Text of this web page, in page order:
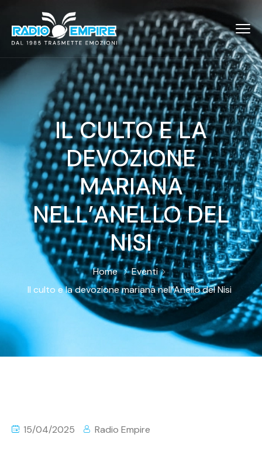
IL CULTO E LA
DEVOZIONE
MARIANA
NELL’ANELLO DEL
NISI
Home
Eventi
Il culto e la devozione mariana nell’Anello del Nisi
15/04/2025 Radio Empire